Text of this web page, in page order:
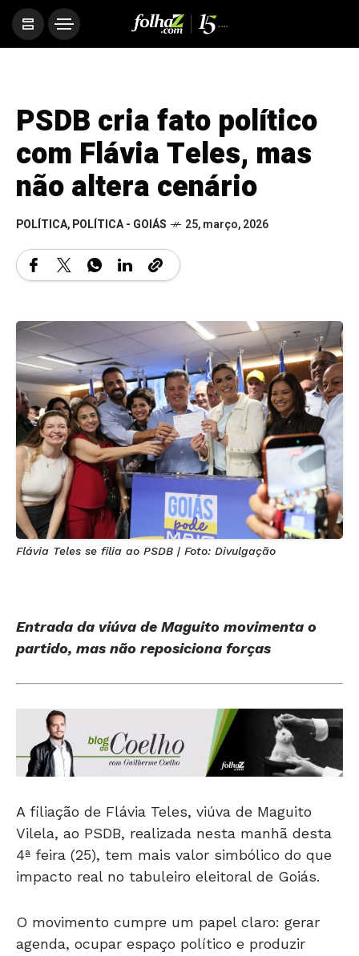
PSDB cria fato político
com Flávia Teles, mas
não altera cenário
POLÍTICA,POLÍTICA - GOIÁS 25, março, 2026
Flávia Teles se filia ao PSDB | Foto: Divulgação
Entrada da viúva de Maguito movimenta o
partido, mas não reposiciona forças
A filiação de Flávia Teles, viúva de Maguito
Vilela, ao PSDB, realizada nesta manhã desta
4ª feira (25), tem mais valor simbólico do que
impacto real no tabuleiro eleitoral de Goiás.
O movimento cumpre um papel claro: gerar
agenda, ocupar espaço político e produzir